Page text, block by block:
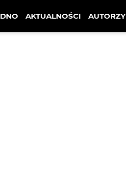
DNO AKTUALNOŚCI AUTORZY